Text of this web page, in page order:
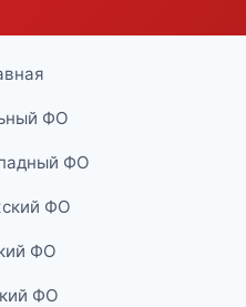
ФО
ФО
ФО
ФО
ФО